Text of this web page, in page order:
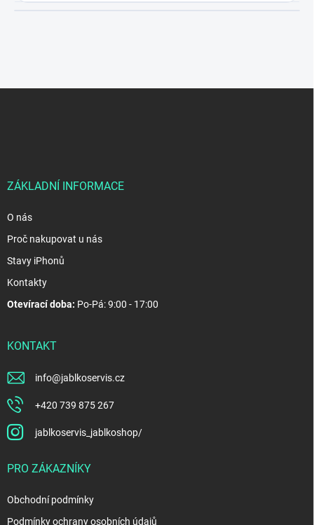
ZÁKLADNÍ INFORMACE
O nás
Proč nakupovat u nás
Stavy iPhonů
Kontakty
Otevírací doba: Po-Pá: 9:00 - 17:00
KONTAKT
info@jablkoservis.cz
+420 739 875 267
jablkoservis_jablkoshop/
PRO ZÁKAZNÍKY
Obchodní podmínky
Podmínky ochrany osobních údajů